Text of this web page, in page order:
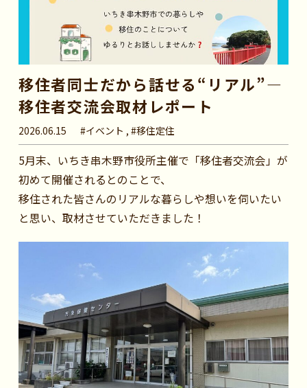
移住者同士だから話せる“リアル”―
移住者交流会取材レポート
2026.06.15 #イベント , #移住定住
5月末、いちき串木野市役所主催で「移住者交流会」が
初めて開催されるとのことで、
移住された皆さんのリアルな暮らしや想いを伺いたい
と思い、取材させていただきました！